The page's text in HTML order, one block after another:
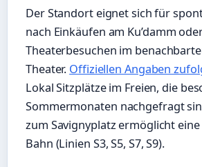
Der Standort eignet sich für
nach Einkäufen am Ku’damm
Theaterbesuchen im
Theater. Offiziellen Angaben
Lokal Sitzplätze im Freien, die
Sommermonaten nachgefragt
zum Savignyplatz ermöglicht eine
Bahn (Linien S3, S5, S7, S9).